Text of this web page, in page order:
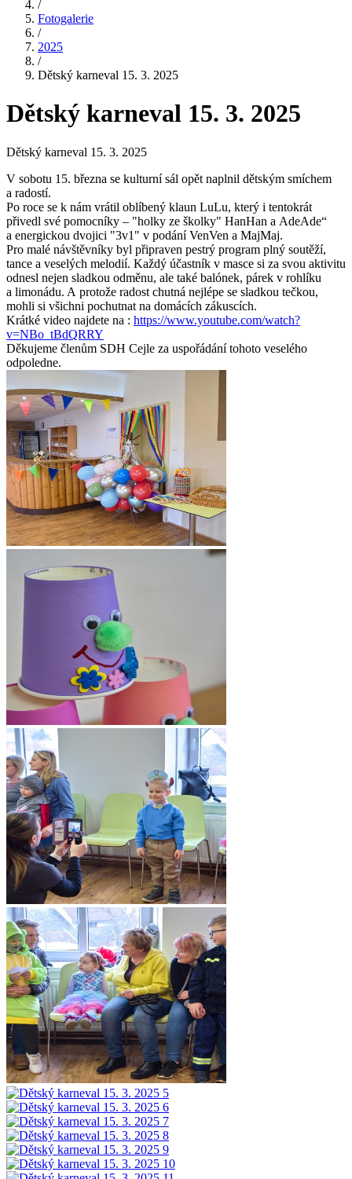
/
Fotogalerie
/
2025
/
Dětský karneval 15. 3. 2025
Dětský karneval 15. 3. 2025
Dětský karneval 15. 3. 2025
V sobotu 15. března se kulturní sál opět naplnil dětským smíchem
a radostí.
Po roce se k nám vrátil oblíbený klaun LuLu, který i tentokrát
přivedl své pomocníky – "holky ze školky" HanHan a AdeAde“
a energickou dvojici "3v1" v podání VenVen a MajMaj.
Pro malé návštěvníky byl připraven pestrý program plný soutěží,
tance a veselých melodií. Každý účastník v masce si za svou aktivitu
odnesl nejen sladkou odměnu, ale také balónek, párek v rohlíku
a limonádu. A protože radost chutná nejlépe se sladkou tečkou,
mohli si všichni pochutnat na domácích zákuscích.
Krátké video najdete na : https://www.youtube.com/watch?
v=NBo_tBdQRRY
Děkujeme členům SDH Cejle za uspořádání tohoto veselého
odpoledne.